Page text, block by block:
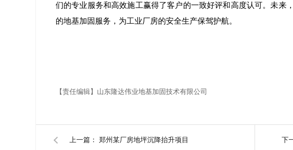
们的专业服务和高效施工赢得了客户的一致好评和高度认可。未来
的地基加固服务，为工业厂房的安全生产保驾护航。
【责任编辑】 山东隆达伟业地基加固技术有限公司
上一篇： 郑州某厂房地坪沉降抬升项目 下